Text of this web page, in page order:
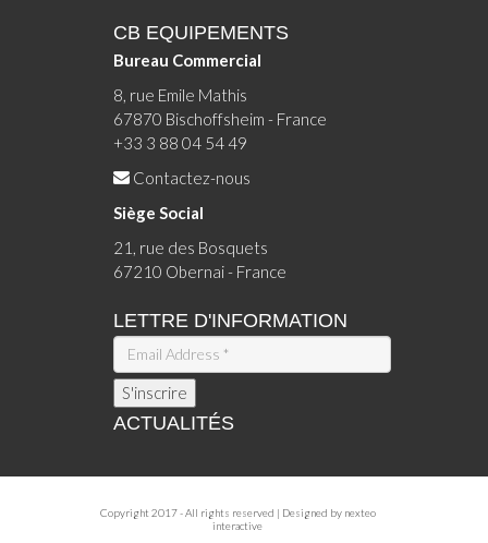
CB EQUIPEMENTS
Bureau Commercial
8, rue Emile Mathis
67870 Bischoffsheim - France
+33 3 88 04 54 49
Contactez-nous
Siège Social
21, rue des Bosquets
67210 Obernai - France
LETTRE D'INFORMATION
ACTUALITÉS
Copyright 2017 - All rights reserved | Designed by nexteo
interactive